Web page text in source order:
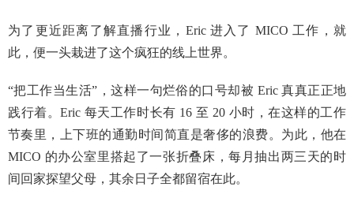
为了更近距离了解直播行业，Eric 进入了 MICO 工作，就
此，便一头栽进了这个疯狂的线上世界。
“把工作当生活”，这样一句烂俗的口号却被 Eric 真真正正地
践行着。Eric 每天工作时长有 16 至 20 小时，在这样的工作
节奏里，上下班的通勤时间简直是奢侈的浪费。为此，他在
MICO 的办公室里搭起了一张折叠床，每月抽出两三天的时
间回家探望父母，其余日子全都留宿在此。